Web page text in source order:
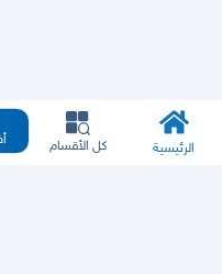
الرئيسية كل الأقسام